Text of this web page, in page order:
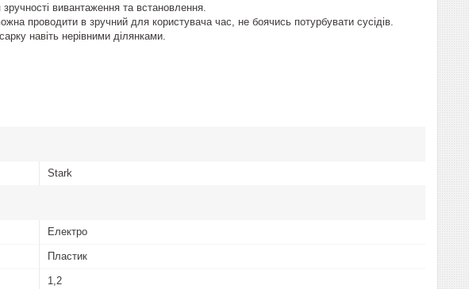
вивантаження та встановлення.
проводити в зручний для користувача час, не боячись потурбувати сусідів.
навіть нерівними ділянками.
Stark
Електро
Пластик
1,2